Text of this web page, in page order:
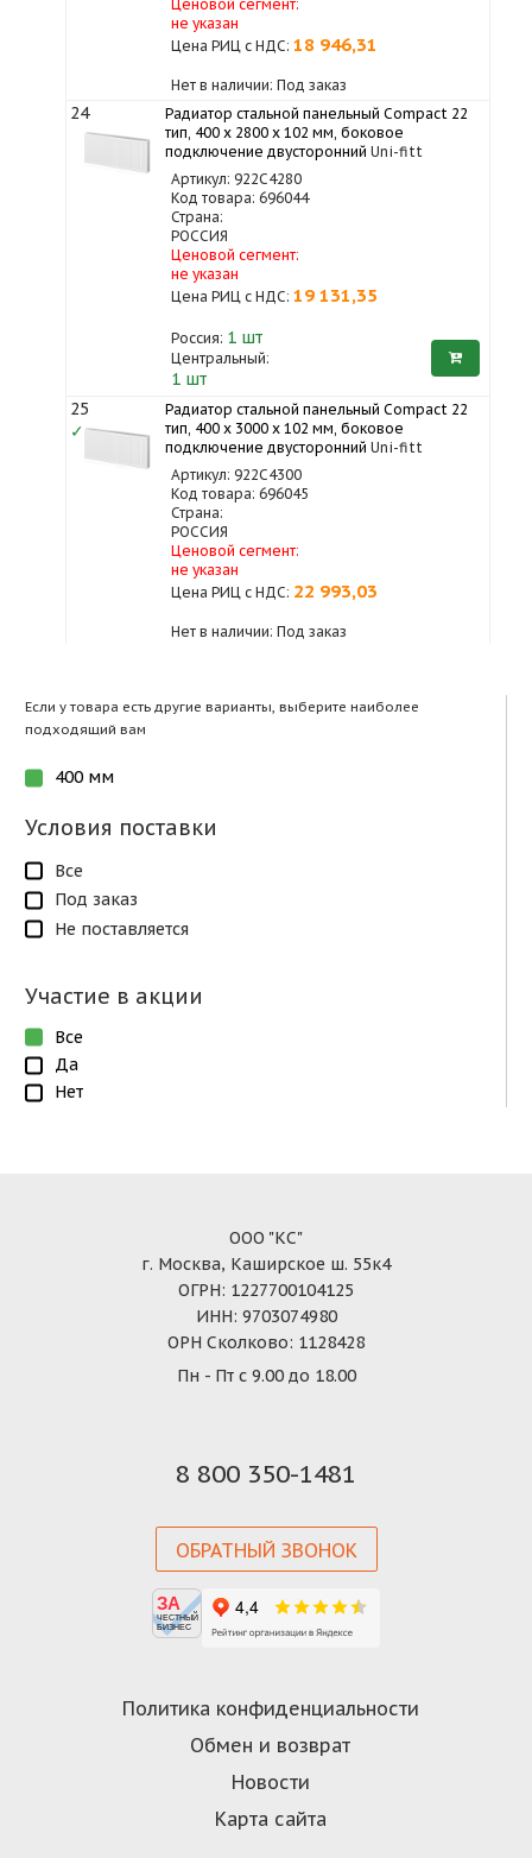
Если у товара есть другие варианты, выберите наиболее
подходящий вам
400 мм
Условия поставки
Все
Под заказ
Не поставляется
Участие в акции
Все
Да
Нет
Ценовой сегмент:
не указан
Цена РИЦ с НДС: 18 946,31
Нет в наличии: Под заказ
24
Радиатор стальной панельный Compact 22
тип, 400 х 2800 x 102 мм, боковое
подключение двусторонний Uni-fitt
Артикул: 922C4280
Код товара: 696044
Страна:
РОССИЯ
Ценовой сегмент:
не указан
Цена РИЦ с НДС: 19 131,35
Россия: 1 шт
Центральный:
1 шт
25
✓
Радиатор стальной панельный Compact 22
тип, 400 х 3000 x 102 мм, боковое
подключение двусторонний Uni-fitt
Артикул: 922C4300
Код товара: 696045
Страна:
РОССИЯ
Ценовой сегмент:
не указан
Цена РИЦ с НДС: 22 993,03
Нет в наличии: Под заказ
ООО "КС"
г. Москва, Каширское ш. 55к4
ОГРН: 1227700104125
ИНН: 9703074980
ОРН Сколково: 1128428
Пн - Пт с 9.00 до 18.00
Политика конфиденциальности
Обмен и возврат
Новости
Карта сайта
8 800 350-1481
ОБРАТНЫЙ ЗВОНОК
ЗА
ЧЕСТНЫЙ
БИЗНЕС